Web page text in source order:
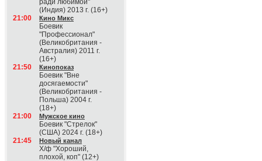
ради любимой"
(Индия) 2013 г. (16+)
21:00
Кино Микс
Боевик
"Профессионал"
(Великобритания -
Австралия) 2011 г.
(16+)
21:50
Кинопоказ
Боевик "Вне
досягаемости"
(Великобритания -
Польша) 2004 г.
(18+)
21:00
Мужское кино
Боевик "Стрелок"
(США) 2024 г. (18+)
21:45
Новый канал
Х/ф "Хороший,
плохой, коп" (12+)